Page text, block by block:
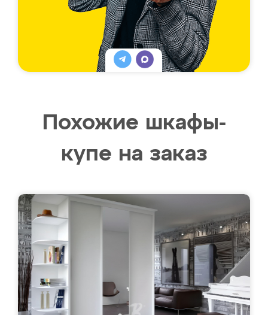
Похожие шкафы-
купе на заказ